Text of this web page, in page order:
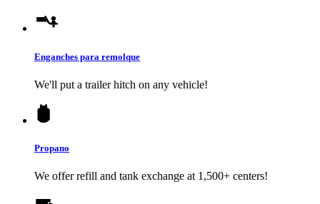
Enganches para remolque
We'll put a trailer hitch on any vehicle!
Propano
We offer refill and tank exchange at 1,500+ centers!